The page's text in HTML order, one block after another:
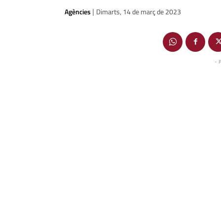
Agències | Dimarts, 14 de març de 2023
-